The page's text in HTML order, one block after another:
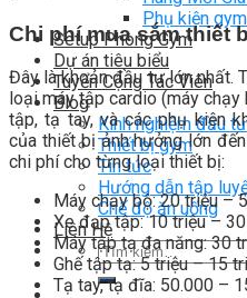
Phụ kiện
Setup Phòng Gym
Dự án tiêu biểu
Tuyển Cộng Tác Viên
Blog
Kinh nghiệm đầu tư
Thiết bị gym
Tin tức
Hướng dẫn tập
Chế độ ăn uống
Liên Hệ
Tìm
kiếm:
Chi phí mua sắm thiết
Đây là khoản đầu tư lớn nhất.
loại máy tập cardio (máy
tập, tạ tay, và các phụ kiện
của thiết bị ảnh hưởng lớn
chi phí cho từng loại thiết bị:
Máy chạy bộ: 20 triệu –
Xe đạp tập: 10 triệu –
Máy tập tạ đa năng: 30
Ghế tập tạ: 5 triệu – 15
Tạ tay, tạ đĩa: 50.000 –